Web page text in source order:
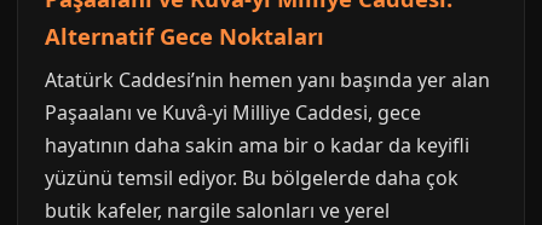
Alternatif Gece Noktaları
Atatürk Caddesi’nin hemen yanı başında yer alan
Paşaalanı ve Kuvâ-yi Milliye Caddesi, gece
hayatının daha sakin ama bir o kadar da keyifli
yüzünü temsil ediyor. Bu bölgelerde daha çok
butik kafeler, nargile salonları ve yerel